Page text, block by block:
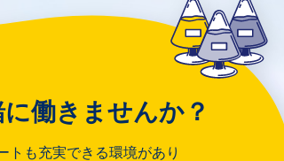
働きませんか？
トも充実できる環境があり